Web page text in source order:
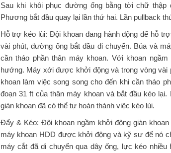
Sau khi khôi phục đường ống bằng tời chữ
Phương bắt đầu quay lại lần thứ hai. Lần pullback
Hỗ trợ kéo lùi: Đội khoan đang hành động để hỗ
vài phút, đường ống bắt đầu di chuyển. Búa và
cần tháo phần thân máy khoan. Với khoan
hướng. Máy xới được khởi động và trong vòng vài
khoan làm việc song song cho đến khi cần tháo
đoạn 31 ft của thân máy khoan và bắt đầu kéo
giàn khoan đã có thể tự hoàn thành việc kéo lùi.
Đẩy & Kéo: Đội khoan ngầm khởi động giàn
máy khoan HDD được khởi động và kỹ sư để nó
máy cắt đã di chuyển qua dây ống, lực kéo